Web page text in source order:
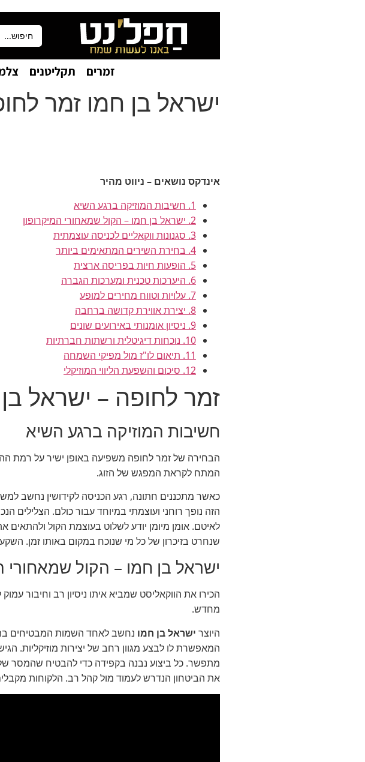
זמרים תקליטנים
ישראל בן חמו זמר
אינדקס נושאים – ניווט מהיר
1. חשיבות המוזיקה ברגע השיא
2. ישראל בן חמו – הקול שמאחורי המיקרופון
3. סגנונות ווקאליים לכניסה עוצמתית
4. בחירת השירים המתאימים ביותר
5. הופעות חיות בפריסה ארצית
6. היערכות טכנית ומערכות הגברה
7. עלויות וטווח מחירים למופע
8. יצירת אווירת קדושה ברחבה
9. ניסיון אומנותי באירועים שונים
10. נוכחות דיגיטלית ורשתות חברתיות
11. תיאום לו"ז מול מפיקי השמחה
12. סיכום והשפעת הליווי המוזיקלי
זמר לחופה – ישראל
חשיבות המוזיקה ברגע השיא
הבחירה של זמר לחופה משפיעה באופן ישיר על רמת
המתח לקראת המפגש של הזוג.
כאשר מתכננים חתונה, רגע הכניסה לקידושין נחשב
הזה נופך רוחני ועוצמתי במיוחד עבור כולם. הצלילים
לאיטם. אומן מיומן יודע לשלוט בעוצמת הקול
שנחרט בזיכרון של כל מי שנוכח במקום באותו זמן.
ישראל בן חמו – הקול שמאחורי
הכירו את הווקאליסט שמביא איתו ניסיון רב וחיבור
מחדש.
היוצר ישראל בן חמו נחשב לאחד השמות המבטיחים
המאפשרת לו לבצע מגוון רחב של יצירות מוזיקליות.
מתפשר. כל ביצוע נבנה בקפידה כדי להבטיח שהמסר של
את הביטחון הנדרש לעמוד מול קהל רב. הלקוחות